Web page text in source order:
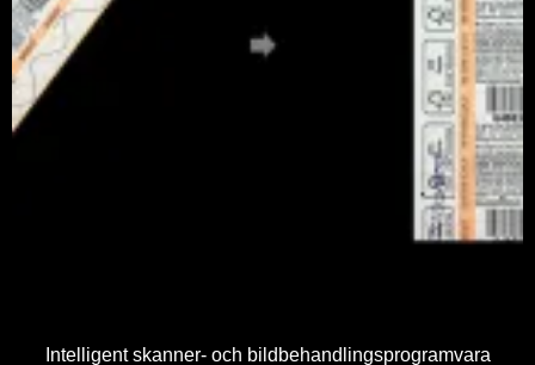
Intelligent skanner- och bildbehandlingsprogramvara